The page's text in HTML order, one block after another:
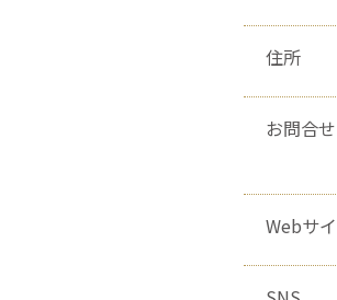
住所
お問合せ
Webサ